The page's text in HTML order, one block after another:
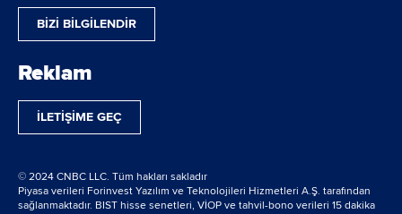
BİZİ BİLGİLENDİR
Reklam
İLETİŞİME GEÇ
© 2024 CNBC LLC. Tüm hakları sakladır
Piyasa verileri Forinvest Yazılım ve Teknolojileri Hizmetleri A.Ş. tarafından
sağlanmaktadır. BIST hisse senetleri, VİOP ve tahvil-bono verileri 15 dakika